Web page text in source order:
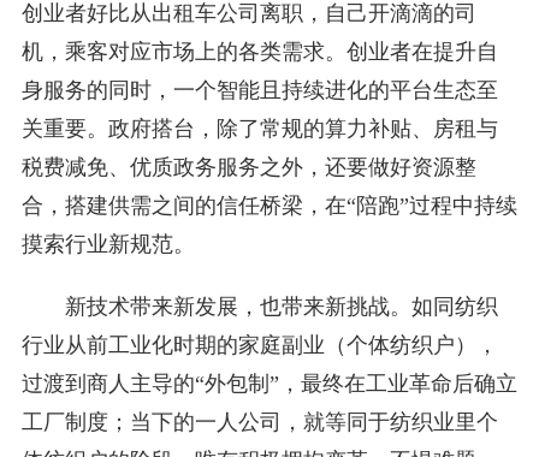
创业者好比从出租车公司离职，自己开滴滴的司
机，乘客对应市场上的各类需求。创业者在提升自
身服务的同时，一个智能且持续进化的平台生态至
关重要。政府搭台，除了常规的算力补贴、房租与
税费减免、优质政务服务之外，还要做好资源整
合，搭建供需之间的信任桥梁，在“陪跑”过程中持续
摸索行业新规范。
新技术带来新发展，也带来新挑战。如同纺织
行业从前工业化时期的家庭副业（个体纺织户），
过渡到商人主导的“外包制”，最终在工业革命后确立
工厂制度；当下的一人公司，就等同于纺织业里个